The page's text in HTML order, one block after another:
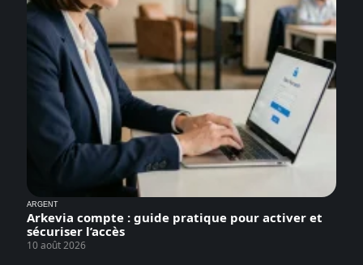
ARGENT
Arkevia compte : guide pratique pour activer et
sécuriser l’accès
10 août 2026